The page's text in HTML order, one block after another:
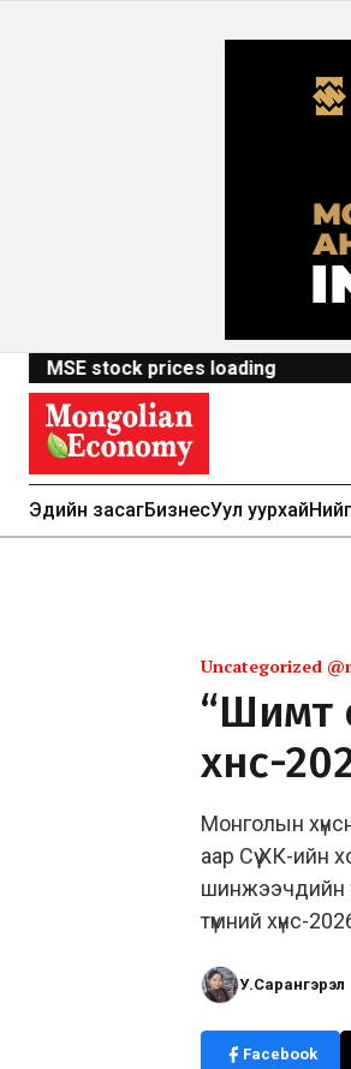
MSE stock prices loading
Эдийн засагБизнесУул уурхай
Uncategorized
“Шимт
хүнс-
Монголын
аар Сүү ХК-ийн
шинжээчдийн
түмний хүнс-
У.Сарангэрэл
Facebook